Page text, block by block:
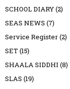
SCHOOL DIARY(2)
SEAS NEWS (7)
Service Register(2)
SET(15)
SHAALA SIDDHI (8)
SLAS (19)